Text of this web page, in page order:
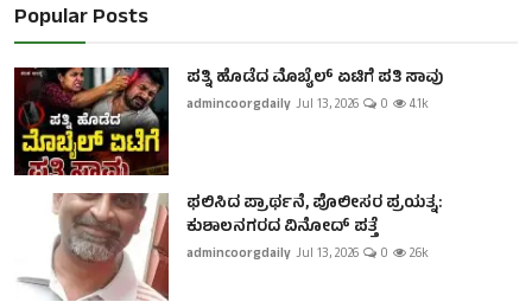
Popular Posts
ಪತ್ನಿ ಹೊಡೆದ ಮೊಬೈಲ್ ಏಟಿಗೆ ಪತಿ ಸಾವು
admincoorgdaily Jul 13, 2026 0 4.1k
ಫಲಿಸಿದ ಪ್ರಾರ್ಥನೆ, ಪೊಲೀಸರ ಪ್ರಯತ್ನ:
ಕುಶಾಲನಗರದ ವಿನೋದ್ ಪತ್ತೆ
admincoorgdaily Jul 13, 2026 0 2.6k